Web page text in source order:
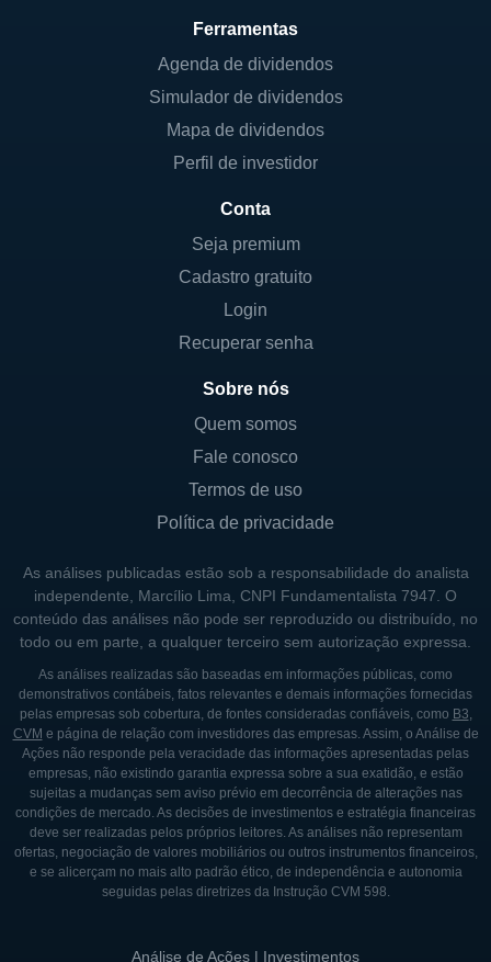
Ferramentas
Agenda de dividendos
Simulador de dividendos
Mapa de dividendos
Perfil de investidor
Conta
Seja premium
Cadastro gratuito
Login
Recuperar senha
Sobre nós
Quem somos
Fale conosco
Termos de uso
Política de privacidade
As análises publicadas estão sob a responsabilidade do analista
independente, Marcílio Lima, CNPI Fundamentalista 7947. O
conteúdo das análises não pode ser reproduzido ou distribuído, no
todo ou em parte, a qualquer terceiro sem autorização expressa.
As análises realizadas são baseadas em informações públicas, como
demonstrativos contábeis, fatos relevantes e demais informações fornecidas
pelas empresas sob cobertura, de fontes consideradas confiáveis, como B3,
CVM e página de relação com investidores das empresas. Assim, o Análise de
Ações não responde pela veracidade das informações apresentadas pelas
empresas, não existindo garantia expressa sobre a sua exatidão, e estão
sujeitas a mudanças sem aviso prévio em decorrência de alterações nas
condições de mercado. As decisões de investimentos e estratégia financeiras
deve ser realizadas pelos próprios leitores. As análises não representam
ofertas, negociação de valores mobiliários ou outros instrumentos financeiros,
e se alicerçam no mais alto padrão ético, de independência e autonomia
seguidas pelas diretrizes da Instrução CVM 598.
Análise de Ações | Investimentos